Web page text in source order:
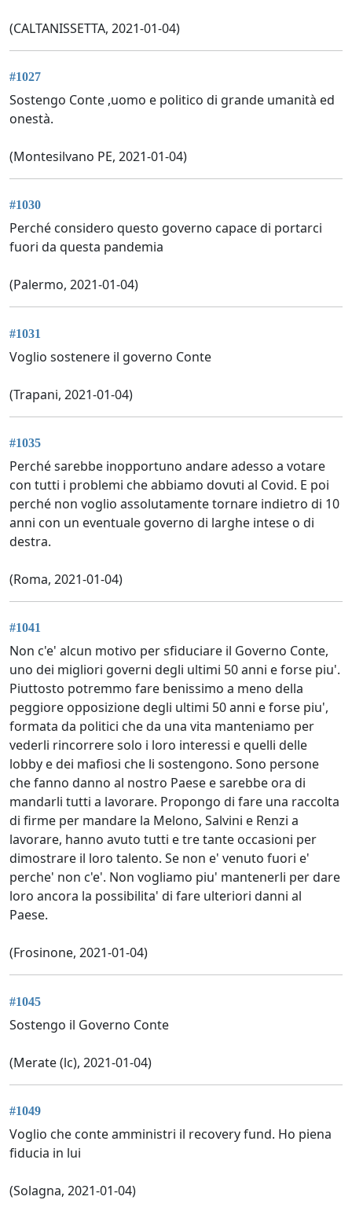
(CALTANISSETTA, 2021-01-04)
#1027
Sostengo Conte ,uomo e politico di grande umanità ed
onestà.
(Montesilvano PE, 2021-01-04)
#1030
Perché considero questo governo capace di portarci
fuori da questa pandemia
(Palermo, 2021-01-04)
#1031
Voglio sostenere il governo Conte
(Trapani, 2021-01-04)
#1035
Perché sarebbe inopportuno andare adesso a votare
con tutti i problemi che abbiamo dovuti al Covid. E poi
perché non voglio assolutamente tornare indietro di 10
anni con un eventuale governo di larghe intese o di
destra.
(Roma, 2021-01-04)
#1041
Non c'e' alcun motivo per sfiduciare il Governo Conte,
uno dei migliori governi degli ultimi 50 anni e forse piu'.
Piuttosto potremmo fare benissimo a meno della
peggiore opposizione degli ultimi 50 anni e forse piu',
formata da politici che da una vita manteniamo per
vederli rincorrere solo i loro interessi e quelli delle
lobby e dei mafiosi che li sostengono. Sono persone
che fanno danno al nostro Paese e sarebbe ora di
mandarli tutti a lavorare. Propongo di fare una raccolta
di firme per mandare la Melono, Salvini e Renzi a
lavorare, hanno avuto tutti e tre tante occasioni per
dimostrare il loro talento. Se non e' venuto fuori e'
perche' non c'e'. Non vogliamo piu' mantenerli per dare
loro ancora la possibilita' di fare ulteriori danni al
Paese.
(Frosinone, 2021-01-04)
#1045
Sostengo il Governo Conte
(Merate (lc), 2021-01-04)
#1049
Voglio che conte amministri il recovery fund. Ho piena
fiducia in lui
(Solagna, 2021-01-04)